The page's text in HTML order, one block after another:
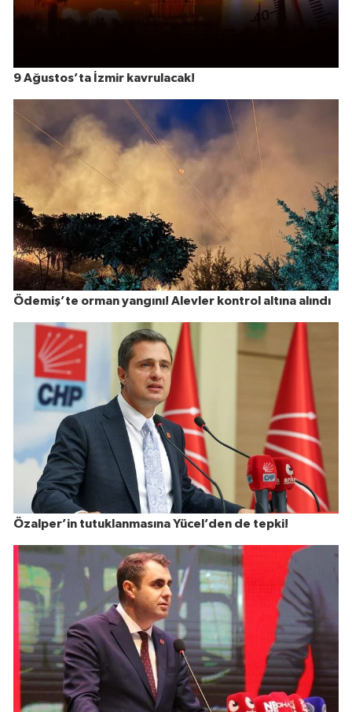
9 Ağustos’ta İzmir kavrulacak!
Ödemiş’te orman yangını! Alevler kontrol altına alındı
Özalper’in tutuklanmasına Yücel’den de tepki!